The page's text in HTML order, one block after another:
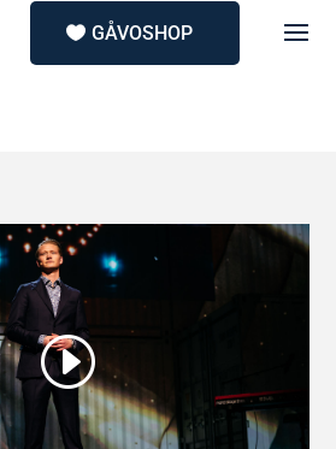
GÅVOSHOP